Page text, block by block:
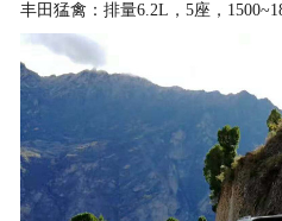
丰田猛禽：排量6.2L，5座，